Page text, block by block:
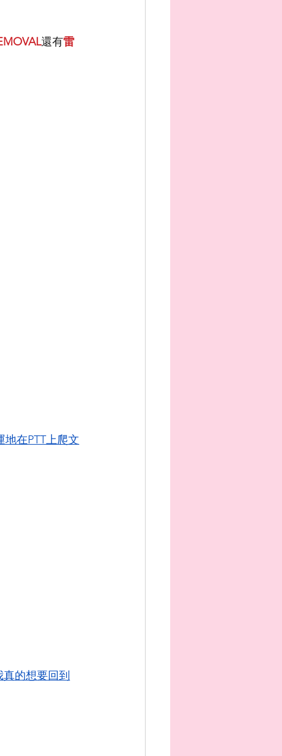
還有雷
地在PTT上爬文
的想要回到